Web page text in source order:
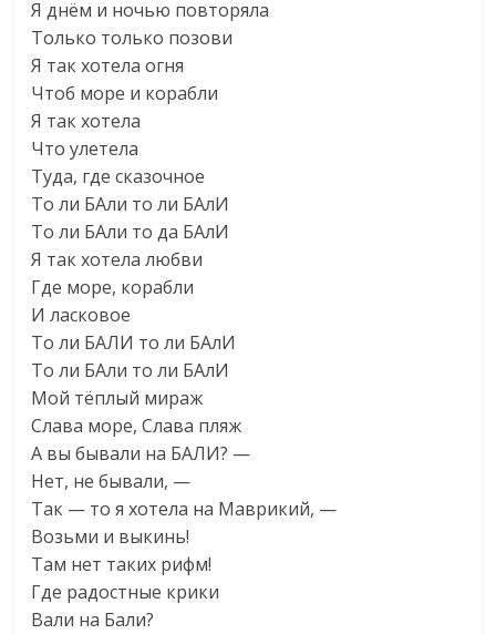
Я днём и ночью повторяла
Только только позови
Я так хотела огня
Чтоб море и корабли
Я так хотела
Что улетела
Туда, где сказочное
То ли БАли то ли БАлИ
То ли БАли то да БАлИ
Я так хотела любви
Где море, корабли
И ласковое
То ли БАЛИ то ли БАлИ
То ли БАли то ли БАлИ
Мой тёплый мираж
Слава море, Слава пляж
А вы бывали на БАЛИ? —
Нет, не бывали, —
Так — то я хотела на Маврикий, —
Возьми и выкинь!
Там нет таких рифм!
Где радостные крики
Вали на Бали?